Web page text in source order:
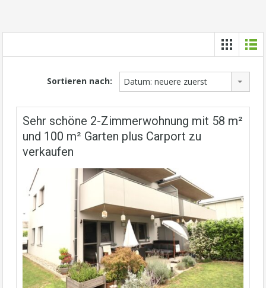
Sortieren nach: Datum: neuere zuerst
Sehr schöne 2-Zimmerwohnung mit 58 m²
und 100 m² Garten plus Carport zu
verkaufen